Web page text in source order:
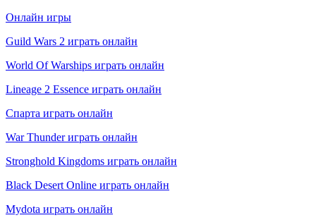
Онлайн игры
Guild Wars 2 играть онлайн
World Of Warships играть онлайн
Lineage 2 Essence играть онлайн
Спарта играть онлайн
War Thunder играть онлайн
Stronghold Kingdoms играть онлайн
Black Desert Online играть онлайн
Mydota играть онлайн